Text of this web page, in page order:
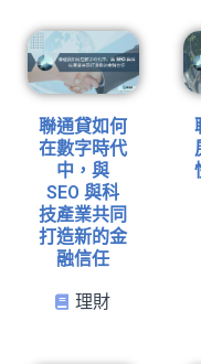
聯通貸如何
在數字時代
中，與
SEO 與科
技產業共同
打造新的金
融信任
理財